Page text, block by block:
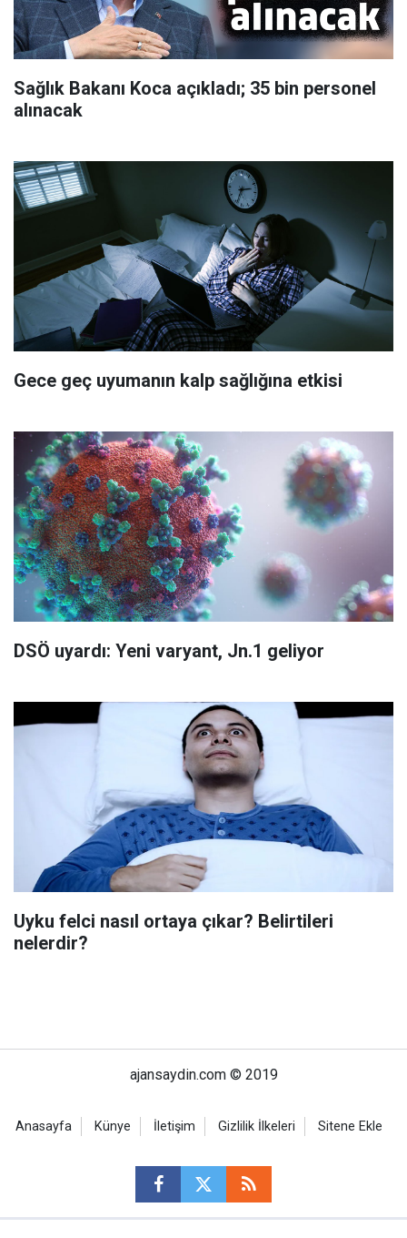
Sağlık Bakanı Koca açıkladı; 35 bin personel
alınacak
Gece geç uyumanın kalp sağlığına etkisi
DSÖ uyardı: Yeni varyant, Jn.1 geliyor
Uyku felci nasıl ortaya çıkar? Belirtileri
nelerdir?
ajansaydin.com © 2019
Anasayfa Künye İletişim Gizlilik İlkeleri Sitene Ekle